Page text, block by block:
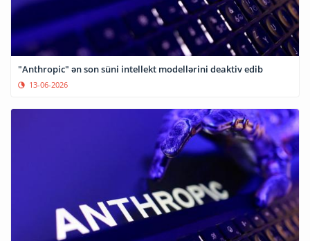
"Anthropic" ən son süni intellekt modellərini deaktiv edib
13-06-2026